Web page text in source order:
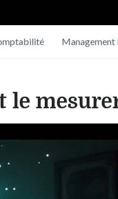
Management
le